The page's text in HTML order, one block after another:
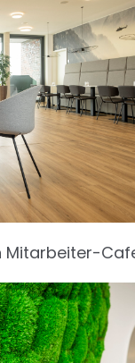
Mitarbeiter-